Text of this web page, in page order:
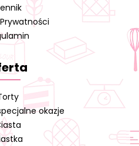
okazje